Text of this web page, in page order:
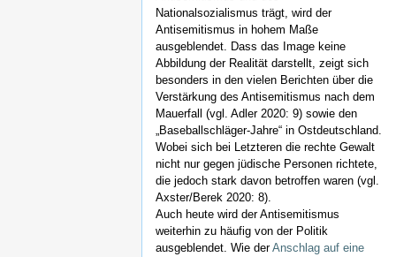
Nationalsozialismus trägt, wird der
Antisemitismus in hohem Maße
ausgeblendet. Dass das Image keine
Abbildung der Realität darstellt, zeigt sich
besonders in den vielen Berichten über die
Verstärkung des Antisemitismus nach dem
Mauerfall (vgl. Adler 2020: 9) sowie den
„Baseballschläger-Jahre“ in Ostdeutschland.
Wobei sich bei Letzteren die rechte Gewalt
nicht nur gegen jüdische Personen richtete,
die jedoch stark davon betroffen waren (vgl.
Axster/Berek 2020: 8).
Auch heute wird der Antisemitismus
weiterhin zu häufig von der Politik
ausgeblendet. Wie derAnschlag auf eine